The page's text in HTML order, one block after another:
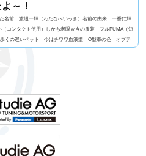
～！
名前 渡辺一輝（わたなべいっき）名前の由来 一番に輝
コンタクト使用）しかも老眼ｗ今の服装 フルPUMA（短
くの遅いペット 今はチワワ血液型 O型車の色 オプテ